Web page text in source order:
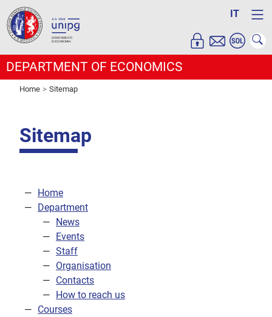
IT
DEPARTMENT OF ECONOMICS
Home Sitemap
Sitemap
Home
Department
News
Events
Staff
Organisation
Contacts
How to reach us
Courses